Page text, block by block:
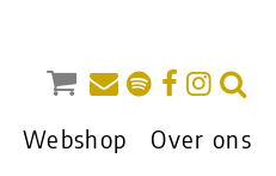
Webshop Over ons